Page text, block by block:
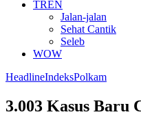
TREN
Jalan-jalan
Sehat Cantik
Seleb
WOW
HeadlineIndeksPolkam
3.003 Kasus Baru